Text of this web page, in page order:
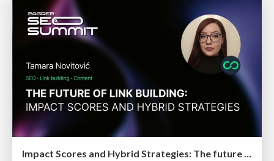
Impact Scores and Hybrid Strategies: The future of link building